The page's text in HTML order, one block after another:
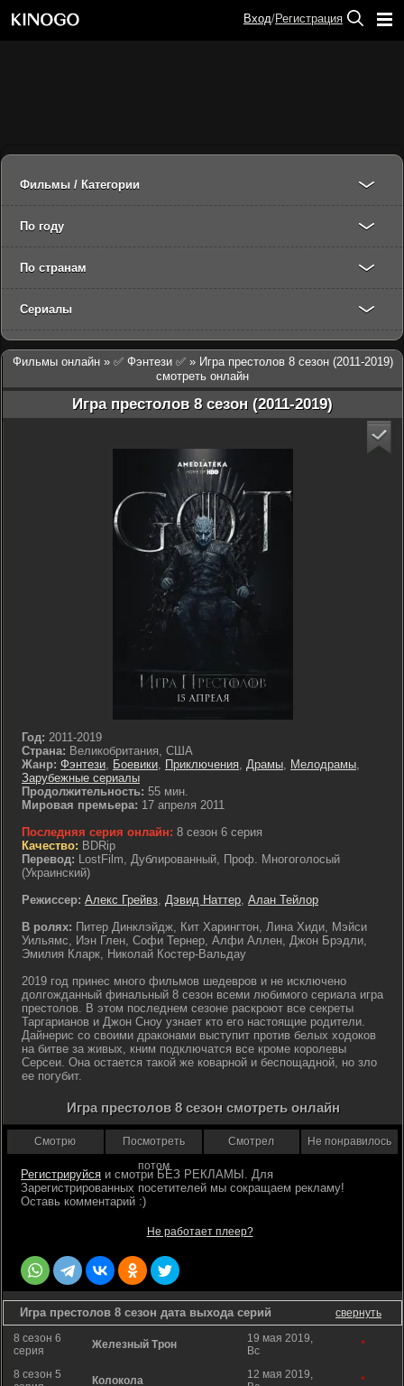
Фильмы / Категории
По году
По странам
Сериалы
Фильмы онлайн » ✅ Фэнтези ✅ » Игра престолов 8 сезон (2011-2019)
смотреть онлайн
Игра престолов 8 сезон (2011-2019)
Год: 2011-2019
Страна: Великобритания, США
Жанр: Фэнтези, Боевики, Приключения, Драмы, Мелодрамы,
Зарубежные сериалы
Продолжительность: 55 мин.
Мировая премьера: 17 апреля 2011
Последняя серия онлайн: 8 сезон 6 серия
Качество: BDRip
Перевод: LostFilm, Дублированный, Проф. Многоголосый
(Украинский)
Режиссер: Алекс Грейвз, Дэвид Наттер, Алан Тейлор
В ролях: Питер Динклэйдж, Кит Харингтон, Лина Хиди, Мэйси
Уильямс, Иэн Глен, Софи Тернер, Алфи Аллен, Джон Брэдли,
Эмилия Кларк, Николай Костер-Вальдау
2019 год принес много фильмов шедевров и не исключено
долгожданный финальный 8 сезон всеми любимого сериала игра
престолов. В этом последнем сезоне раскроют все секреты
Таргарианов и Джон Сноу узнает кто его настоящие родители.
Дайнерис со своими драконами выступит против белых ходоков
на битве за живых, кним подключатся все кроме королевы
Серсеи. Она остается такой же коварной и беспощадной, но зло
ее погубит.
Игра престолов 8 сезон смотреть онлайн
Смотрю
Посмотреть
потом
Смотрел Не понравилось
Регистрируйся
Не работает плеер?
Игра престолов 8 сезон дата выхода серий
свернуть
8 сезон 6
серия
Железный Трон
19 мая 2019,
Вс
*
8 сезон 5
Колокола
12 мая 2019,
*
Вход/Регистрация